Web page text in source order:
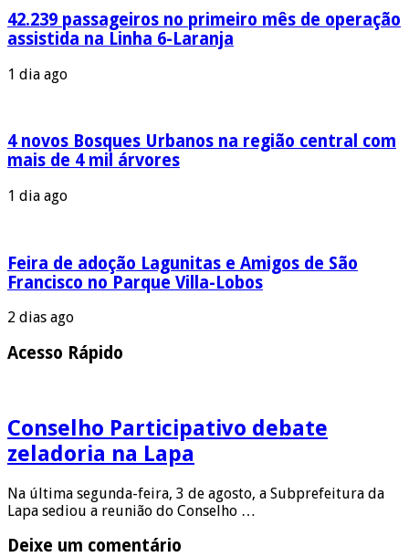
42.239 passageiros no primeiro mês de operação
assistida na Linha 6-Laranja
1 dia ago
4 novos Bosques Urbanos na região central com
mais de 4 mil árvores
1 dia ago
Feira de adoção Lagunitas e Amigos de São
Francisco no Parque Villa-Lobos
2 dias ago
Acesso Rápido
Conselho Participativo debate
zeladoria na Lapa
Na última segunda-feira, 3 de agosto, a Subprefeitura da
Lapa sediou a reunião do Conselho …
Deixe um comentário